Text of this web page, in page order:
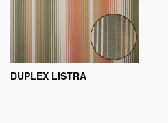
DUPLEX LISTRA